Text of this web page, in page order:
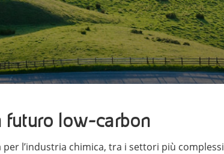
futuro low-carbon
l’industria chimica, tra i settori più